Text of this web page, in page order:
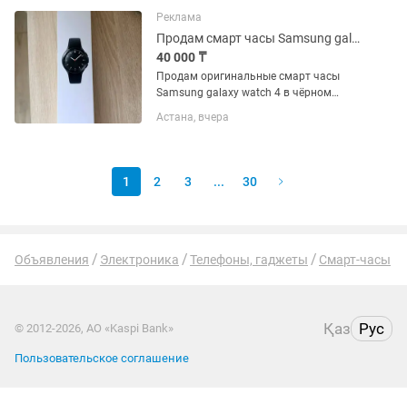
Реклама
Продам смарт часы Samsung galaxy watch 46 mm
40 000 ₸
Продам оригинальные смарт часы
Samsung galaxy watch 4 в чёрном
вращающимся безелем и строгим
чистый, без...
Астана, вчера
1 2 3 ... 30
Объявления Электроника Телефоны, гаджеты Смарт-часы
© 2012-2026, АО «Kaspi Bank» Қаз Рус
Пользовательское соглашение